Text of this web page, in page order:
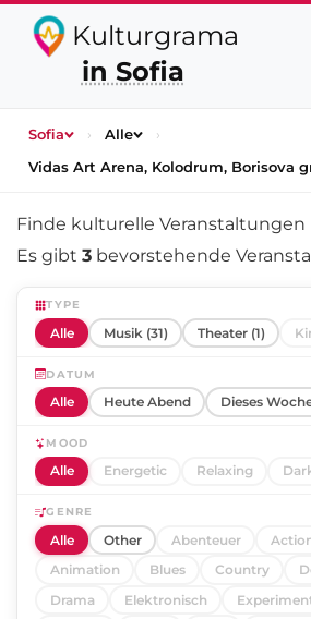
Kulturgrama
in Sofia
Sofia › Alle
›
Vidas Art Arena, Kolodrum, Borisova
Finde kulturelle
Es gibt 3 bevorstehende
TYPE
Alle Musik (31) Theater (1)
DATUM
Alle Heute Abend Dieses
MOOD
Alle Energetic Relaxing
GENRE
Alle Other Abenteuer
Animation
Blues Country
Drama
Elektronisch